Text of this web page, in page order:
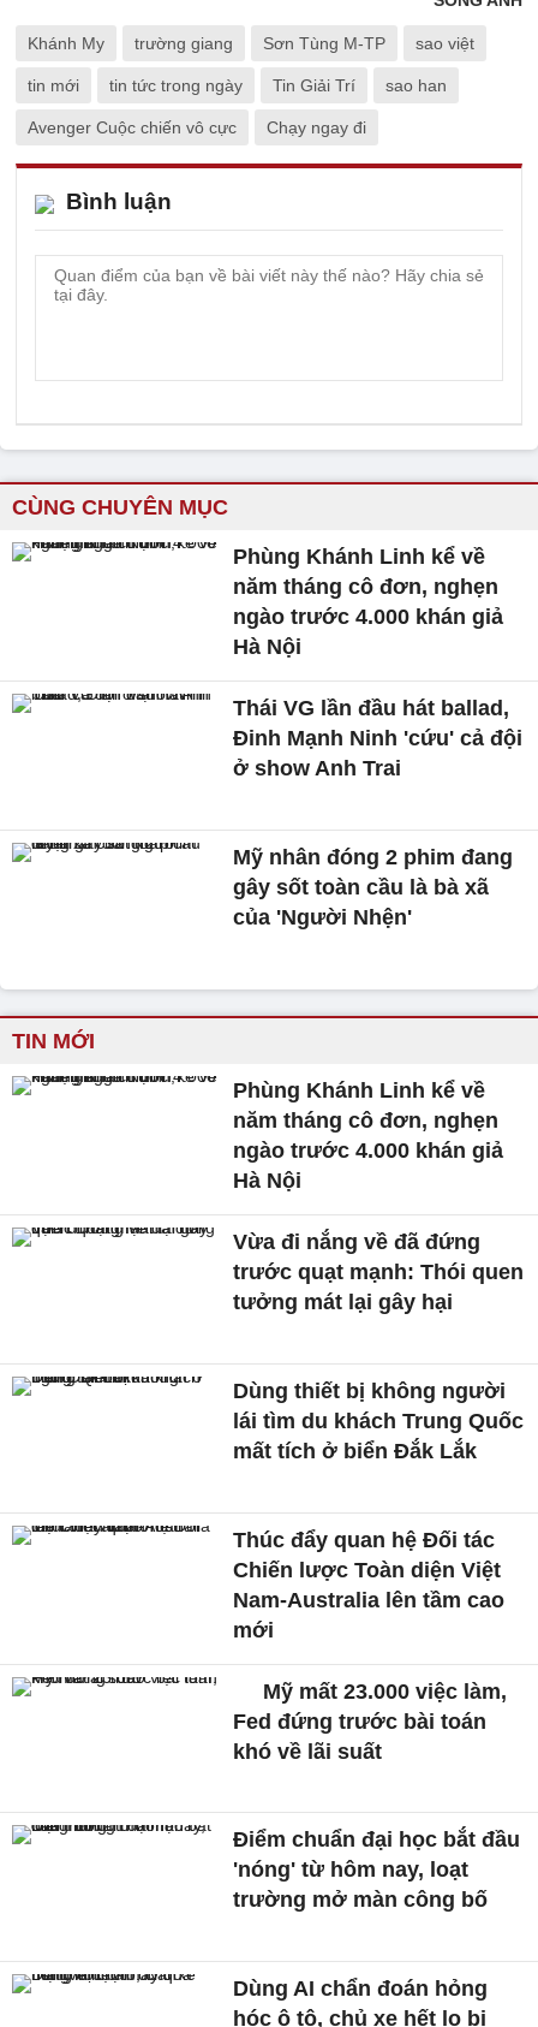
Khánh My trường giang Sơn Tùng M-TP sao việt
tin mới tin tức trong ngày Tin Giải Trí sao han
Avenger Cuộc chiến vô cực Chạy ngay đi
Bình luận
CÙNG CHUYÊN MỤC
Phùng Khánh Linh kể về
năm tháng cô đơn, nghẹn
ngào trước 4.000 khán giả
Hà Nội
Thái VG lần đầu hát ballad,
Đinh Mạnh Ninh 'cứu' cả đội
ở show Anh Trai
Mỹ nhân đóng 2 phim đang
gây sốt toàn cầu là bà xã
của 'Người Nhện'
TIN MỚI
Phùng Khánh Linh kể về
năm tháng cô đơn, nghẹn
ngào trước 4.000 khán giả
Hà Nội
Vừa đi nắng về đã đứng
trước quạt mạnh: Thói quen
tưởng mát lại gây hại
Dùng thiết bị không người
lái tìm du khách Trung Quốc
mất tích ở biển Đắk Lắk
Thúc đẩy quan hệ Đối tác
Chiến lược Toàn diện Việt
Nam-Australia lên tầm cao
mới
Mỹ mất 23.000 việc làm,
Fed đứng trước bài toán
khó về lãi suất
Điểm chuẩn đại học bắt đầu
'nóng' từ hôm nay, loạt
trường mở màn công bố
Dùng AI chẩn đoán hỏng
hóc ô tô, chủ xe hết lo bị